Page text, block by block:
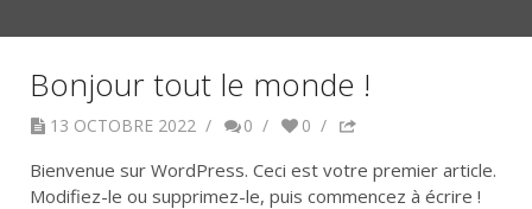
Bonjour tout le monde !
13 OCTOBRE 2022 / 0 / 0 /
Bienvenue sur WordPress. Ceci est votre premier article.
Modifiez-le ou supprimez-le, puis commencez à écrire !